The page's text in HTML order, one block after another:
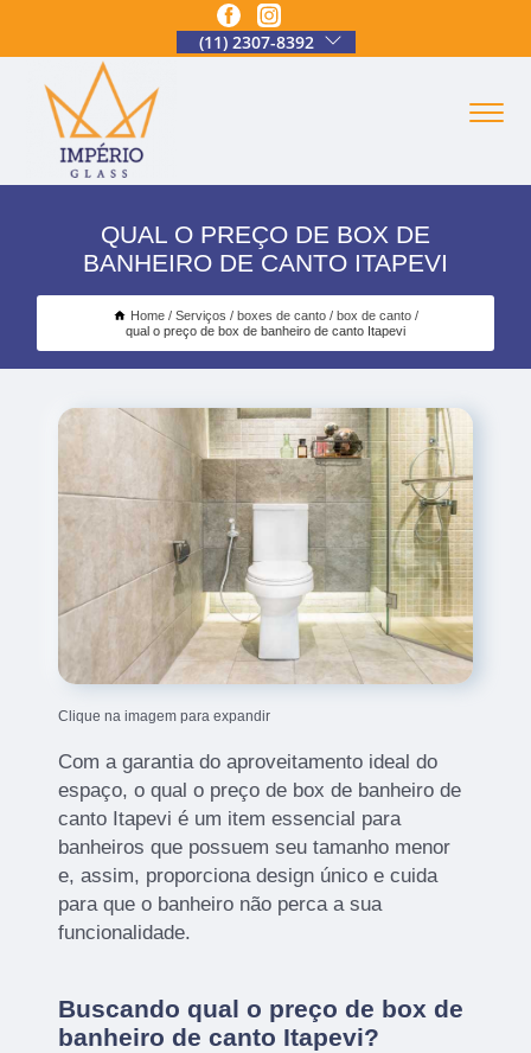
(11) 2307-8392
QUAL O PREÇO DE BOX DE
BANHEIRO DE CANTO ITAPEVI
Home Serviços boxes de canto
box de canto
qual o preço de box de banheiro de canto Itapevi
Clique na imagem para expandir
Com a garantia do aproveitamento ideal do
espaço, o qual o preço de box de banheiro de
canto Itapevi é um item essencial para
banheiros que possuem seu tamanho menor
e, assim, proporciona design único e cuida
para que o banheiro não perca a sua
funcionalidade.
Buscando qual o preço de box de
banheiro de canto Itapevi?